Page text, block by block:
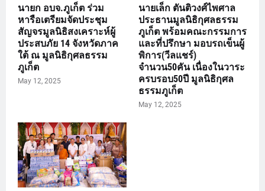
นายก อบจ.ภูเก็ต ร่วม
หารือเตรียมจัดประชุม
สัญจรมูลนิธิสงเคราะห์ผู้
ประสบภัย 14 จังหวัดภาค
ใต้ ณ มูลนิธิกุศลธรรม
ภูเก็ต
May 12, 2025
นายเล็ก ตันติวงศ์ไพศาล
ประธานมูลนิธิกุศลธรรม
ภูเก็ต พร้อมคณะกรรมการ
และที่ปรึกษา มอบรถเข็นผู้
พิการ(วีลแชร์)
จำนวน50คัน เนื่องในวาระ
ครบรอบ50ปี มูลนิธิกุศล
ธรรมภูเก็ต
May 12, 2025